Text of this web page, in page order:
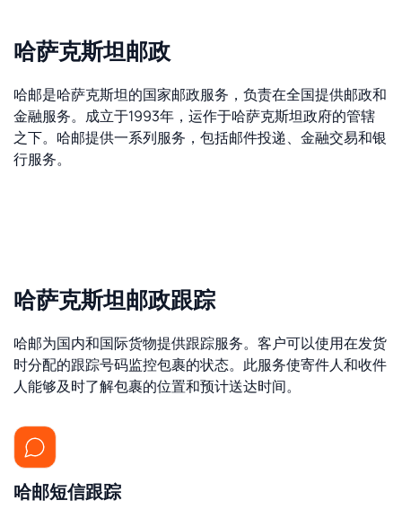
哈萨克斯坦邮政
哈邮是哈萨克斯坦的国家邮政服务，负责在全国提供邮政和
金融服务。成立于1993年，运作于哈萨克斯坦政府的管辖
之下。哈邮提供一系列服务，包括邮件投递、金融交易和银
行服务。
哈萨克斯坦邮政跟踪
哈邮为国内和国际货物提供跟踪服务。客户可以使用在发货
时分配的跟踪号码监控包裹的状态。此服务使寄件人和收件
人能够及时了解包裹的位置和预计送达时间。
哈邮短信跟踪